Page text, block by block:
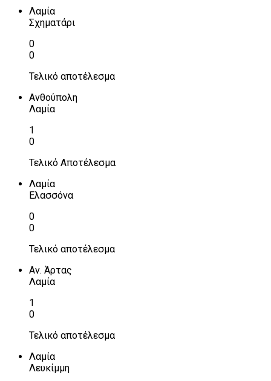
Λαμία
Σχηματάρι
0
0
Τελικό αποτέλεσμα
Ανθούπολη
Λαμία
1
0
Τελικό Αποτέλεσμα
Λαμία
Ελασσόνα
0
0
Τελικό αποτέλεσμα
Αν. Άρτας
Λαμία
1
0
Τελικό αποτέλεσμα
Λαμία
Λευκίμμη